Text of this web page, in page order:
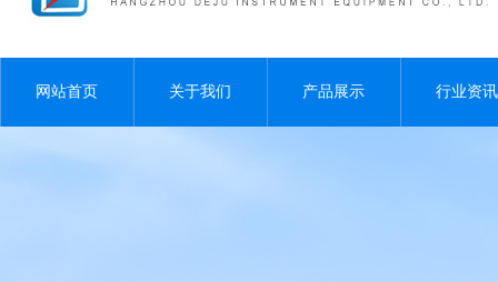
网站首页 关于我们 产品展示 行业资讯